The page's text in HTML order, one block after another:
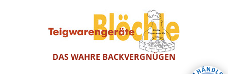
DAS WAHRE BACKVERGNÜGEN